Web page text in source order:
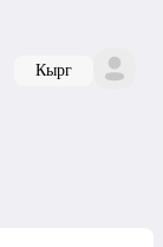
Кырг